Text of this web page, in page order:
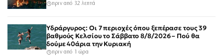
πριν από 32 λεπτά
Υδράργυρος: Οι 7 περιοχές όπου ξεπέρασε τους 39
βαθμούς Κελσίου το Σάββατο 8/8/2026 – Πού θα
δούμε 40άρια την Κυριακή
πριν από 1 ώρα